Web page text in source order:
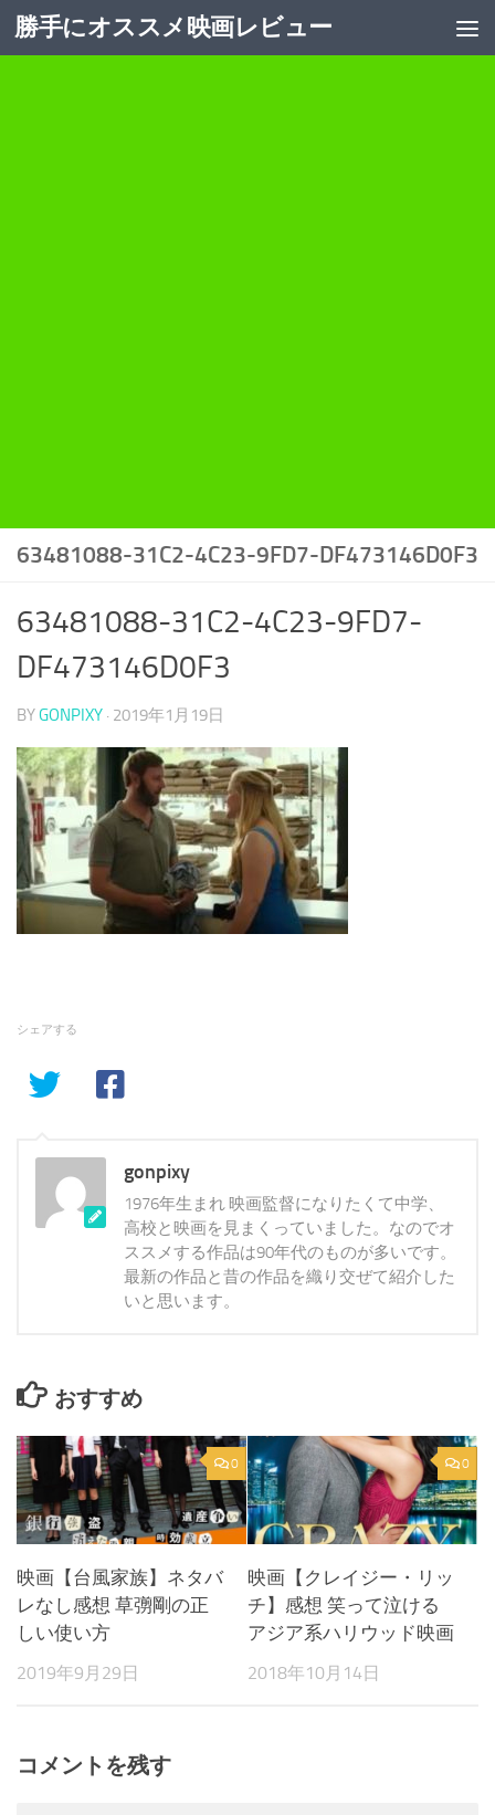
コンテンツへスキップ
勝手にオススメ映画レビュー
63481088-31C2-4C23-9FD7-DF473146D0F3
63481088-31C2-4C23-9FD7-
DF473146D0F3
BYGONPIXY · 2019年1月19日
シェアする
gonpixy
1976年生まれ 映画監督になりたくて中学、
高校と映画を見まくっていました。なのでオ
ススメする作品は90年代のものが多いです。
最新の作品と昔の作品を織り交ぜて紹介した
いと思います。
おすすめ
0
映画【台風家族】ネタバ
レなし感想 草彅剛の正
しい使い方
2019年9月29日
0
映画【クレイジー・リッ
チ】感想 笑って泣ける
アジア系ハリウッド映画
2018年10月14日
コメントを残す